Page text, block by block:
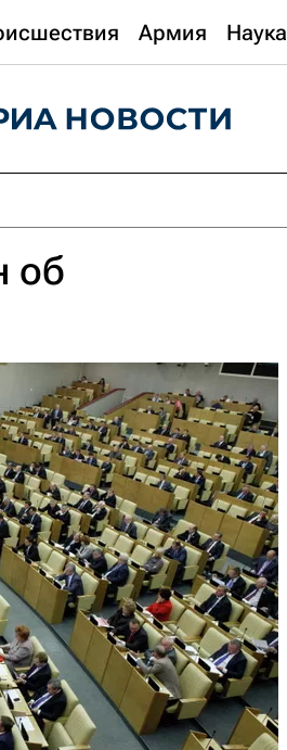
Армия Наука
об